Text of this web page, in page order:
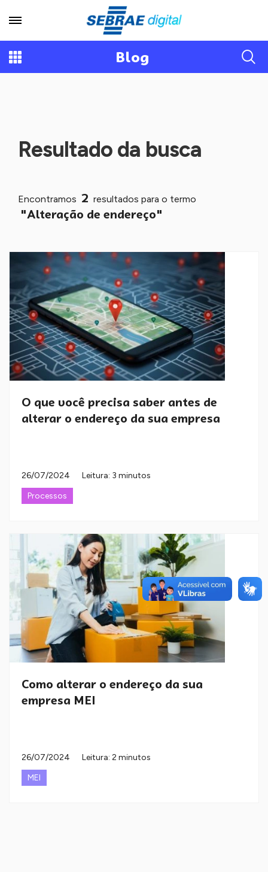
Blog
Resultado da busca
Encontramos 2 resultados para o termo
"Alteração de endereço"
O que você precisa saber antes de
alterar o endereço da sua empresa
26/07/2024
Leitura: 3 minutos
Processos
Como alterar o endereço da sua
empresa MEI
26/07/2024
Leitura: 2 minutos
MEI